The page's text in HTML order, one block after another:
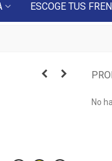
ESCOGE TUS
No